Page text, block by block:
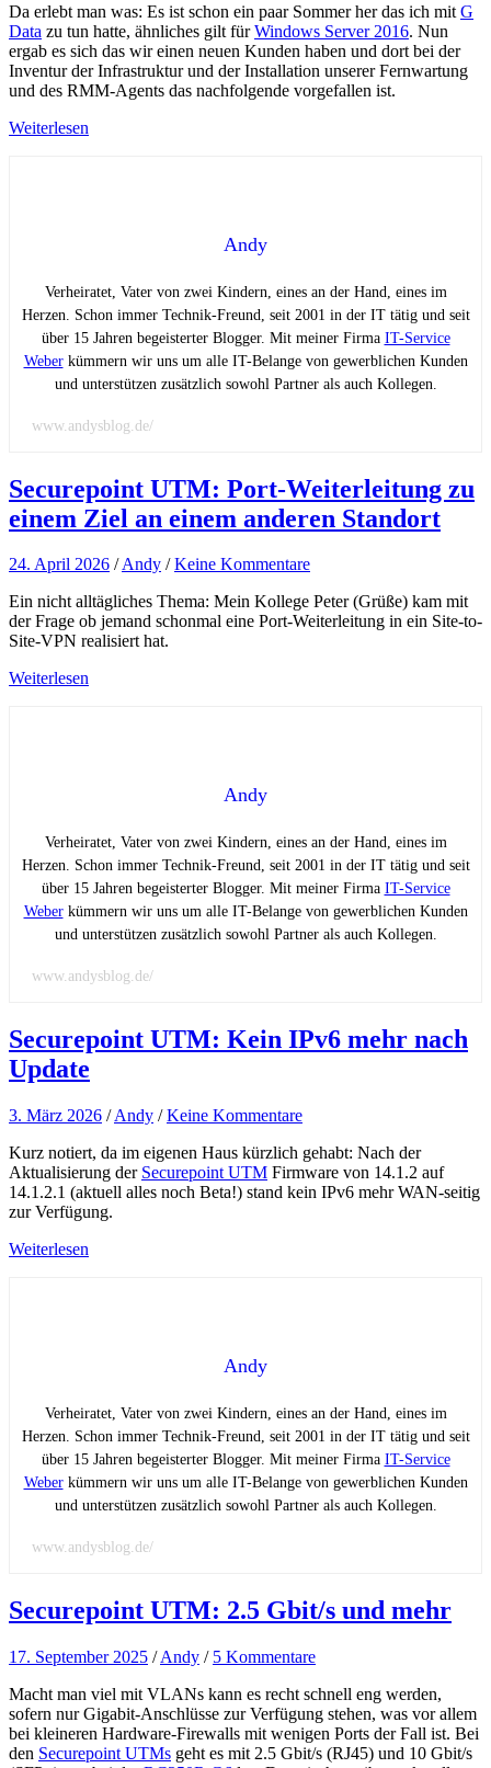
Da erlebt man was: Es ist schon ein paar Sommer her das ich mit G
Data zu tun hatte, ähnliches gilt fürWindows Server 2016. Nun
ergab es sich das wir einen neuen Kunden haben und dort bei der
Inventur der Infrastruktur und der Installation unserer Fernwartung
und des RMM-Agents das nachfolgende vorgefallen ist.
Weiterlesen
Andy
Verheiratet, Vater von zwei Kindern, eines an der Hand, eines im
Herzen. Schon immer Technik-Freund, seit 2001 in der IT tätig und seit
über 15 Jahren begeisterter Blogger. Mit meiner Firma IT-Service
Weberkümmern wir uns um alle IT-Belange von gewerblichen Kunden
und unterstützen zusätzlich sowohl Partner als auch Kollegen.
www.andysblog.de/
Securepoint UTM: Port-Weiterleitung zu
einem Ziel an einem anderen Standort
24. April 2026 /Andy /Keine Kommentare
Ein nicht alltägliches Thema: Mein Kollege Peter (Grüße) kam mit
der Frage ob jemand schonmal eine Port-Weiterleitung in ein Site-to-
Site-VPN realisiert hat.
Weiterlesen
Andy
Verheiratet, Vater von zwei Kindern, eines an der Hand, eines im
Herzen. Schon immer Technik-Freund, seit 2001 in der IT tätig und seit
über 15 Jahren begeisterter Blogger. Mit meiner Firma IT-Service
Weberkümmern wir uns um alle IT-Belange von gewerblichen Kunden
und unterstützen zusätzlich sowohl Partner als auch Kollegen.
www.andysblog.de/
Securepoint UTM: Kein IPv6 mehr nach
Update
3. März 2026 /Andy /Keine Kommentare
Kurz notiert, da im eigenen Haus kürzlich gehabt: Nach der
Aktualisierung der Securepoint UTM Firmware von 14.1.2 auf
14.1.2.1 (aktuell alles noch Beta!) stand kein IPv6 mehr WAN-seitig
zur Verfügung.
Weiterlesen
Andy
Verheiratet, Vater von zwei Kindern, eines an der Hand, eines im
Herzen. Schon immer Technik-Freund, seit 2001 in der IT tätig und seit
über 15 Jahren begeisterter Blogger. Mit meiner Firma IT-Service
Weberkümmern wir uns um alle IT-Belange von gewerblichen Kunden
und unterstützen zusätzlich sowohl Partner als auch Kollegen.
www.andysblog.de/
Securepoint UTM: 2.5 Gbit/s und mehr
17. September 2025 /Andy / 5 Kommentare
Macht man viel mit VLANs kann es recht schnell eng werden,
sofern nur Gigabit-Anschlüsse zur Verfügung stehen, was vor allem
bei kleineren Hardware-Firewalls mit wenigen Ports der Fall ist. Bei
den Securepoint UTMs geht es mit 2.5 Gbit/s (RJ45) und 10 Gbit/s